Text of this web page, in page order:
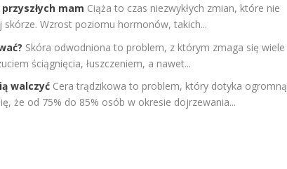
mam Ciąża to czas niezwykłych zmian, które nie
Wzrost poziomu hormonów, takich...
Skóra odwodniona to problem, z którym zmaga się wiele
ściągnięcia, łuszczeniem, a nawet...
walczyć Cera trądzikowa to problem, który dotyka ogromną
że od 75% do 85% osób w okresie dojrzewania...